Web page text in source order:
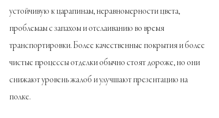
устойчивую к царапинам, неравномерности цвета,
проблемам с запахом и отслаиванию во время
транспортировки. Более качественные покрытия и более
чистые процессы отделки обычно стоят дороже, но они
снижают уровень жалоб и улучшают презентацию на
полке.